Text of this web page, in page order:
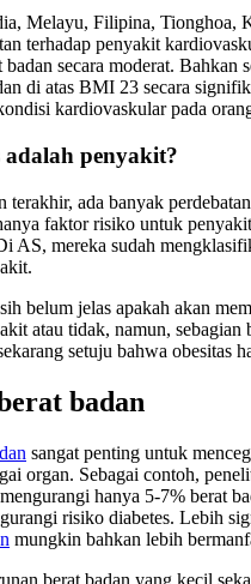
Melayu, Filipina, Tionghoa,
terhadap penyakit
secara moderat. Bahkan
di atas BMI 23 secara
kardiovaskular pada
adalah penyakit?
terakhir, ada banyak
faktor risiko untuk
AS, mereka sudah
belum jelas apakah akan
atau tidak, namun, sebagian
setuju bahwa obesitas
badan
sangat penting untuk
organ. Sebagai contoh,
hanya 5-7% berat
risiko diabetes. Lebih
mungkin bahkan lebih
berat badan yang kecil